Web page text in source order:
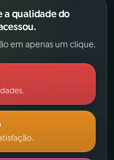
a qualidade do
em apenas um clique.